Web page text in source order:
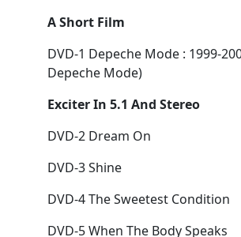
A Short Film
DVD-1 Depeche Mode : 1999-
Depeche Mode)
Exciter In 5.1 And Stereo
DVD-2 Dream On
DVD-3 Shine
DVD-4 The Sweetest Condition
DVD-5 When The Body Speaks